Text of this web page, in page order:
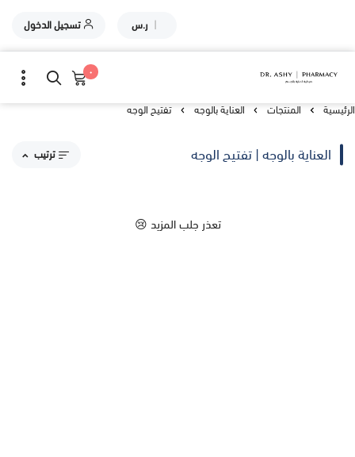
| ر.س تسجيل الدخول
٠
الرئيسية المنتجات العناية بالوجه تفتيح الوجه
العناية بالوجه | تفتيح الوجه ترتيب
الاكثر مبيعاً
تعذر جلب المزيد 😢